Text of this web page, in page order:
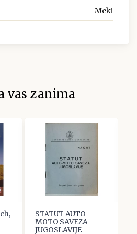
Meki
vas zanima
STATUT AUTO-
MOTO SAVEZA
JUGOSLAVIJE